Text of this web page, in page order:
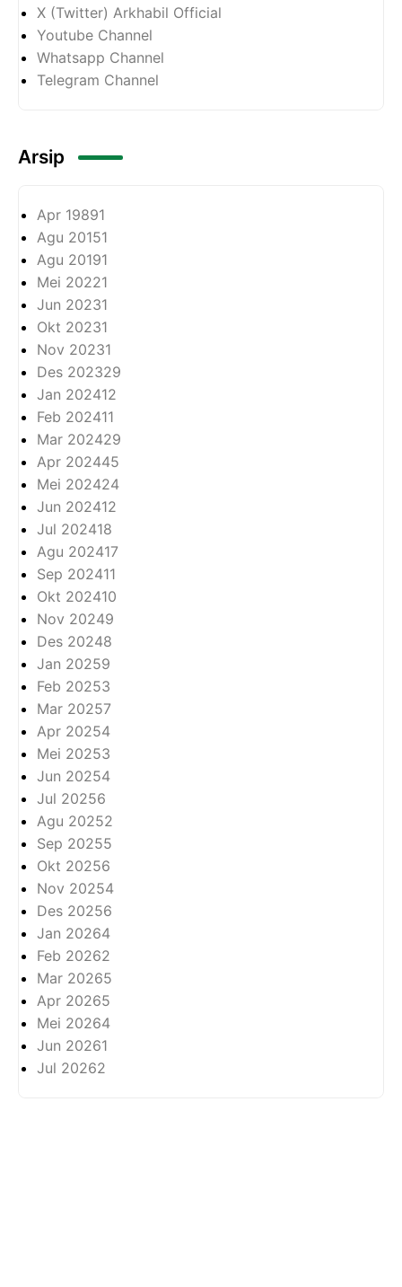
X (Twitter) Arkhabil Official
Youtube Channel
Whatsapp Channel
Telegram Channel
Arsip
Apr 19891
Agu 20151
Agu 20191
Mei 20221
Jun 20231
Okt 20231
Nov 20231
Des 202329
Jan 202412
Feb 202411
Mar 202429
Apr 202445
Mei 202424
Jun 202412
Jul 202418
Agu 202417
Sep 202411
Okt 202410
Nov 20249
Des 20248
Jan 20259
Feb 20253
Mar 20257
Apr 20254
Mei 20253
Jun 20254
Jul 20256
Agu 20252
Sep 20255
Okt 20256
Nov 20254
Des 20256
Jan 20264
Feb 20262
Mar 20265
Apr 20265
Mei 20264
Jun 20261
Jul 20262